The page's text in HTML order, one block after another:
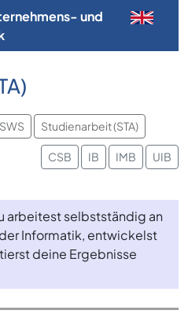
und
Studienarbeit (STA)
CSB IB IMB UIB
arbeitest selbstständig an
Informatik, entwickelst
deine Ergebnisse